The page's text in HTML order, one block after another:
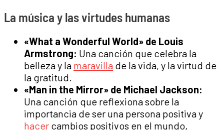
La música y las virtudes humanas
«What a Wonderful World» de Louis
Armstrong: Una canción que celebra la
belleza y la maravilla de la vida, y la virtud de
la gratitud.
«Man in the Mirror» de Michael Jackson:
Una canción que reflexiona sobre la
importancia de ser una persona positiva y
hacer cambios positivos en el mundo,